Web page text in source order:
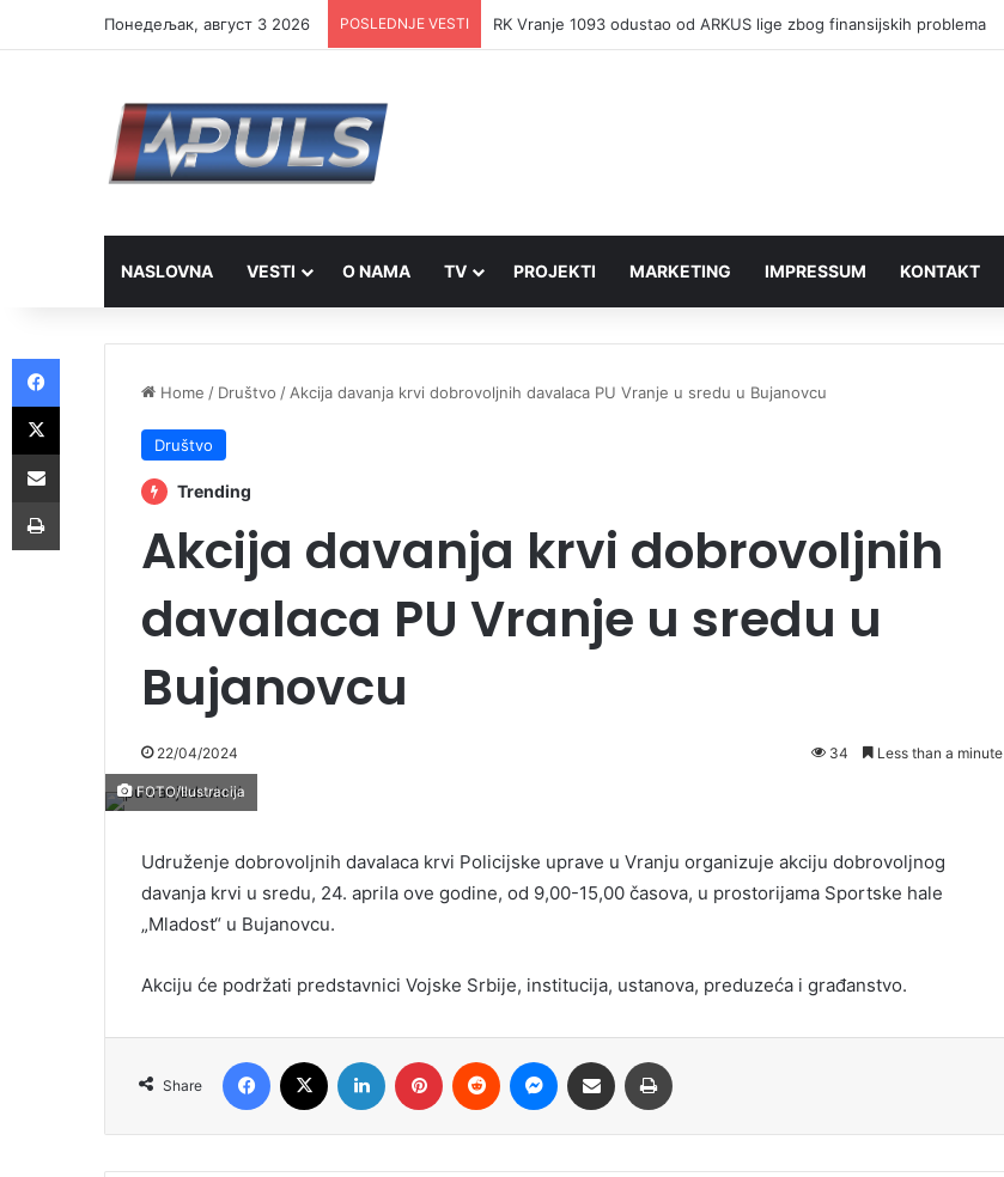
Понедељак, август 3 2026 POSLEDNJE VESTI RK Vranje 1093 odustao od ARKUS lige zbog finansijskih problema
NASLOVNA VESTI O NAMA TV PROJEKTI MARKETING IMPRESSUM KONTAKT
Home / Društvo / Akcija davanja krvi dobrovoljnih davalaca PU Vranje u sredu u Bujanovcu
Društvo
Trending
Akcija davanja krvi dobrovoljnih
davalaca PU Vranje u sredu u
Bujanovcu
22/04/2024 34 Less than a minute
FOTO/Ilustracija
Udruženje dobrovoljnih davalaca krvi Policijske uprave u Vranju organizuje akciju dobrovoljnog
davanja krvi u sredu, 24. aprila ove godine, od 9,00-15,00 časova, u prostorijama Sportske hale
„Mladost“ u Bujanovcu.
Akciju će podržati predstavnici Vojske Srbije, institucija, ustanova, preduzeća i građanstvo.
Share
Facebook LinkedIn Pinterest Reddit Messenger
Share via Email
Facebook
X
Share via Email